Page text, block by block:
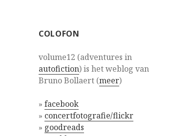
COLOFON
volume12 (adventures in
autofiction) is het weblog van
Bruno Bollaert (meer)
»facebook
» concertfotografie/flickr
» goodreads